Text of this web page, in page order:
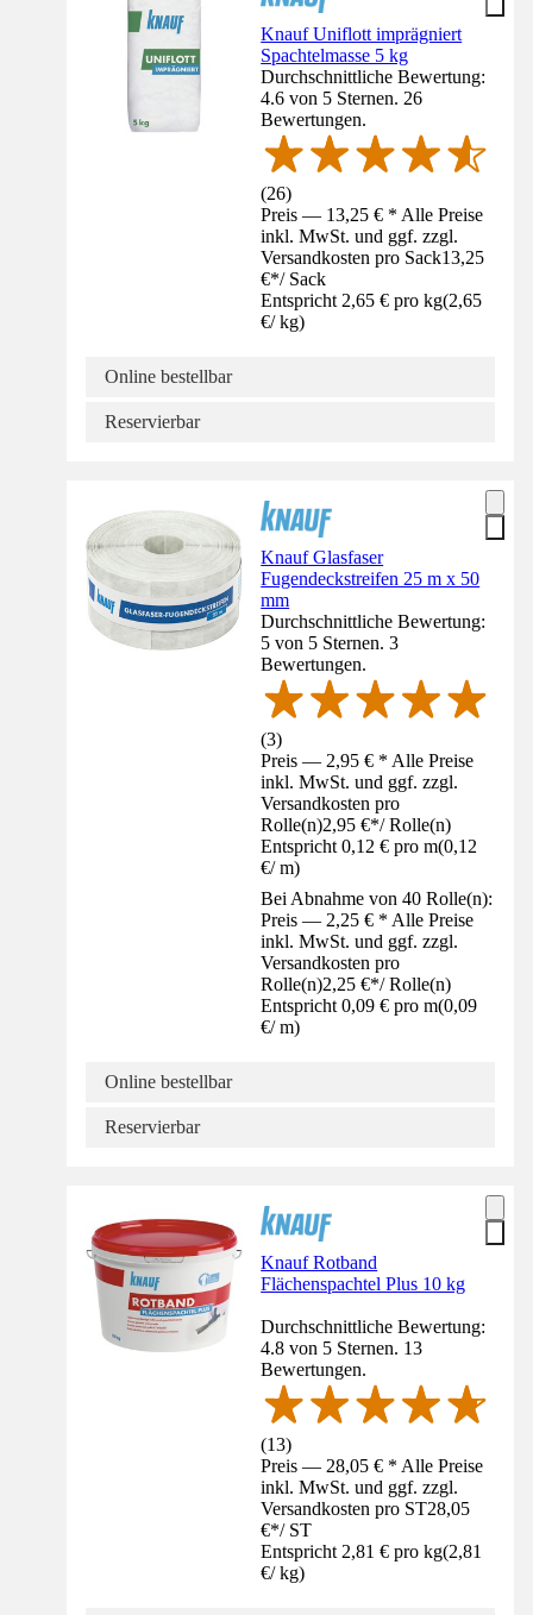
Knauf Uniflott imprägniert
Spachtelmasse 5 kg
Durchschnittliche Bewertung:
4.6 von 5 Sternen. 26
Bewertungen.
(26)
Preis — 13,25 € * Alle Preise
inkl. MwSt. und ggf. zzgl.
Versandkosten pro Sack13,25
€*/ Sack
Entspricht 2,65 € pro kg(2,65
€/ kg)
Online bestellbar
Reservierbar
Knauf Glasfaser
Fugendeckstreifen 25 m x 50
mm
Durchschnittliche Bewertung:
5 von 5 Sternen. 3
Bewertungen.
(3)
Preis — 2,95 € * Alle Preise
inkl. MwSt. und ggf. zzgl.
Versandkosten pro
Rolle(n)2,95 €*/ Rolle(n)
Entspricht 0,12 € pro m(0,12
€/ m)
Bei Abnahme von 40 Rolle(n):
Preis — 2,25 € * Alle Preise
inkl. MwSt. und ggf. zzgl.
Versandkosten pro
Rolle(n)2,25 €*/ Rolle(n)
Entspricht 0,09 € pro m(0,09
€/ m)
Online bestellbar
Reservierbar
Knauf Rotband
Flächenspachtel Plus 10 kg
Durchschnittliche Bewertung:
4.8 von 5 Sternen. 13
Bewertungen.
(13)
Preis — 28,05 € * Alle Preise
inkl. MwSt. und ggf. zzgl.
Versandkosten pro ST28,05
€*/ ST
Entspricht 2,81 € pro kg(2,81
€/ kg)